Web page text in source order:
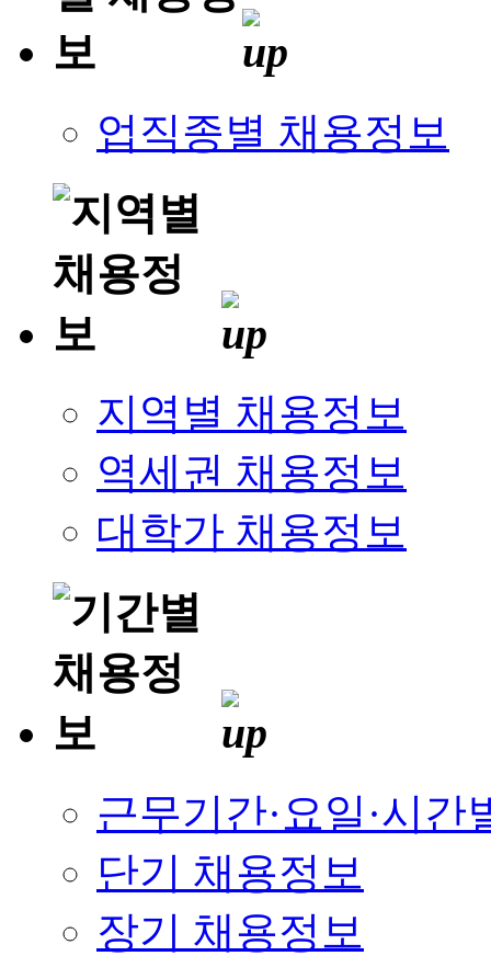
업직종별 채용정보
지역별 채용정보
역세권 채용정보
대학가 채용정보
근무기간·요일·시간
단기 채용정보
장기 채용정보